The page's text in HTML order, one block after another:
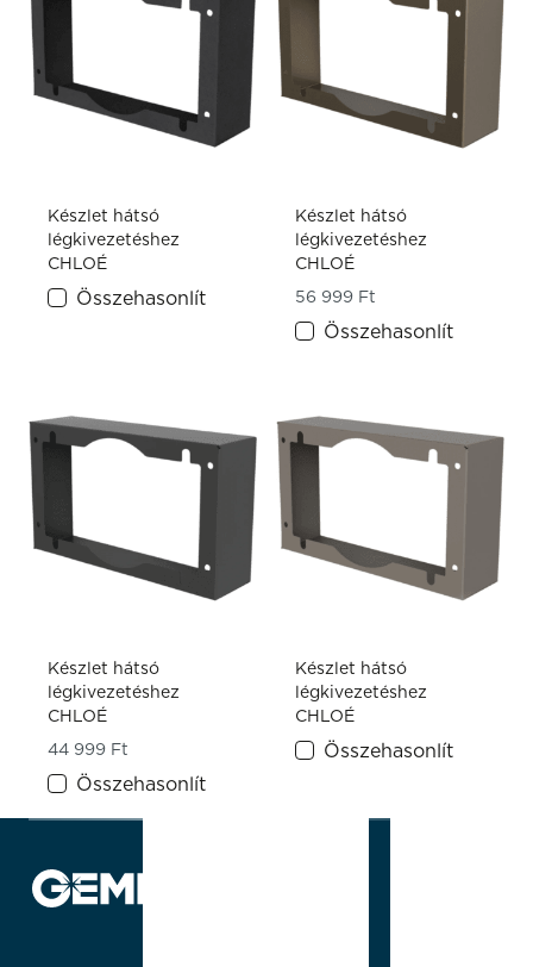
Készlet hátsó
légkivezetéshez
CHLOÉ
Összehasonlít
Készlet hátsó
légkivezetéshez
CHLOÉ
56 999 Ft
Összehasonlít
Készlet hátsó
légkivezetéshez
CHLOÉ
44 999 Ft
Összehasonlít
Készlet hátsó
légkivezetéshez
CHLOÉ
Összehasonlít